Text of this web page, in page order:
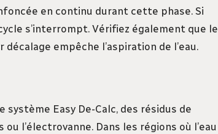
en continu durant cette phase. Si
s’interrompt. Vérifiez également que le
empêche l’aspiration de l’eau.
Easy De-Calc, des résidus de
l’électrovanne. Dans les régions où l’eau